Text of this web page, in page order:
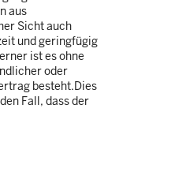
aus
Sicht auch
und geringfügig
ist es ohne
oder
besteht.Dies
Fall, dass der